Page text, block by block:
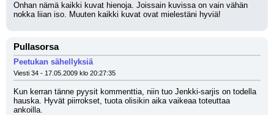
Onhan nämä kaikki kuvat hienoja. Joissain kuvissa on vain vähän
nokka liian iso. Muuten kaikki kuvat ovat mielestäni hyviä!
Pullasorsa
Peetukan sähellyksiä
Viesti 34 - 17.05.2009 klo 20:27:35
Kun kerran tänne pyysit kommenttia, niin tuo Jenkki-sarjis on todella
hauska. Hyvät piirrokset, tuota olisikin aika vaikeaa toteuttaa
ankoilla.